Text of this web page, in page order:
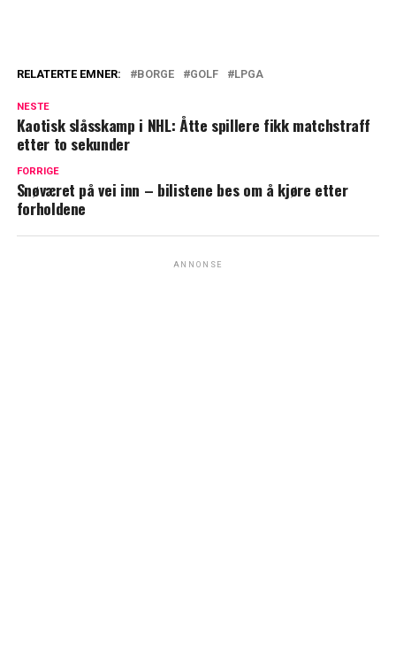
RELATERTE EMNER: BORGE GOLF LPGA
NESTE
Kaotisk slåsskamp i NHL: Åtte spillere fikk matchstraff
etter to sekunder
FORRIGE
Snøværet på vei inn – bilistene bes om å kjøre etter
forholdene
ANNONSE